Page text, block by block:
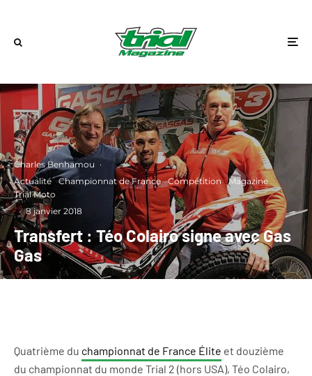
Charles Benhamou ·
Actualité
Championnat de France Compétition
Magazine
Trial Moto
· 8 janvier 2018
Transfert : Téo Colairo signe avec Gas
Gas
Quatrième du championnat de France Élite et douzième
du championnat du monde Trial 2 (hors USA), Téo Colairo,